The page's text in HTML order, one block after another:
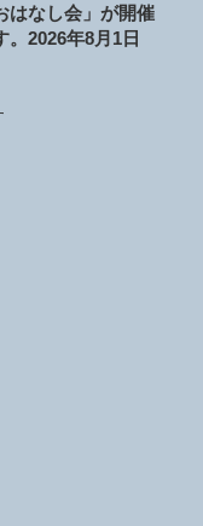
はなし会」が開催
。2026年8月1日